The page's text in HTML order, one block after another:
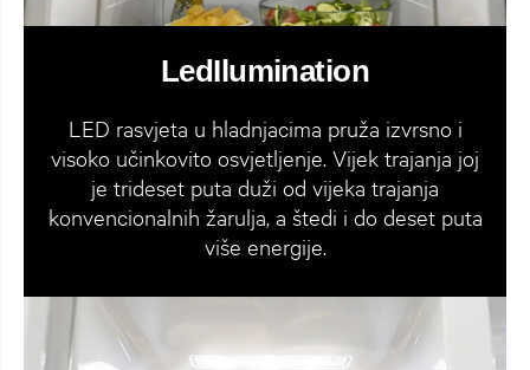
LedIlumination
LED rasvjeta u hladnjacima pruža izvrsno i
visoko učinkovito osvjetljenje. Vijek trajanja joj
je trideset puta duži od vijeka trajanja
konvencionalnih žarulja, a štedi i do deset puta
više energije.